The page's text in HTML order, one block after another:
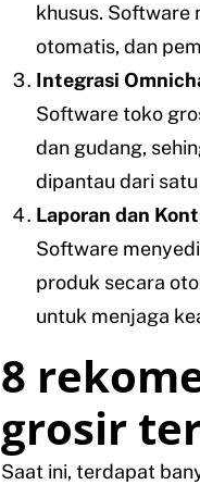
khusus. Software
otomatis, dan
Integrasi
Software toko
dan gudang,
dipantau dari
Laporan dan
Software
produk secara
untuk menjaga
8
grosir
Saat ini, terdapat